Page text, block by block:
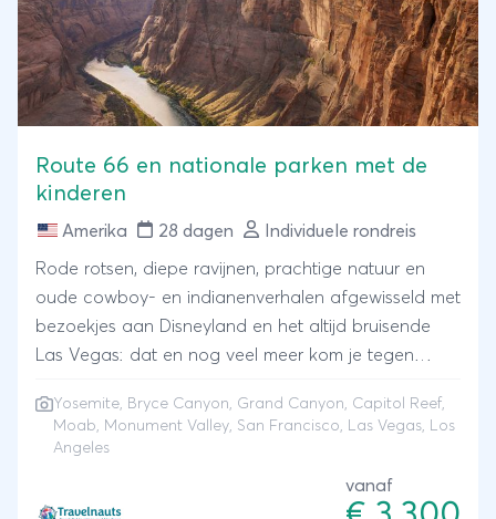
Route 66 en nationale parken met de
kinderen
Amerika 28 dagen Individuele rondreis
Rode rotsen, diepe ravijnen, prachtige natuur en
oude cowboy- en indianenverhalen afgewisseld met
bezoekjes aan Disneyland en het altijd bruisende
Las Vegas: dat en nog veel meer kom je tegen
onder andere de natuurparken Yosemite, Bryce
Canyon en de Grand Canyon. Je doet ook Capitol
bezoek je de steden San Francisco, Las Vegas en
Yosemite, Bryce Canyon, Grand Canyon, Capitol Reef,
Moab, Monument Valley, San Francisco, Las Vegas, Los
Angeles
vanaf